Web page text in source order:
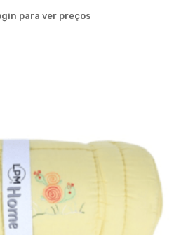
para ver preços